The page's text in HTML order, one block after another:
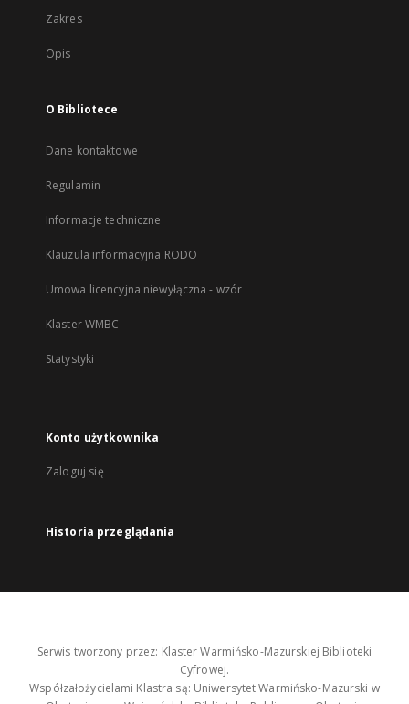
Zakres
Opis
O Bibliotece
Dane kontaktowe
Regulamin
Informacje techniczne
Klauzula informacyjna RODO
Umowa licencyjna niewyłączna - wzór
Klaster WMBC
Statystyki
Konto użytkownika
Zaloguj się
Historia przeglądania
Serwis tworzony przez: Klaster Warmińsko-Mazurskiej Biblioteki
Cyfrowej.
Współzałożycielami Klastra są: Uniwersytet Warmińsko-Mazurski w